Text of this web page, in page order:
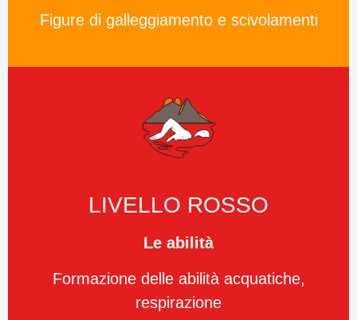
Figure di galleggiamento e scivolamenti
LIVELLO ROSSO
Le abilità
Formazione delle abilità acquatiche,
respirazione